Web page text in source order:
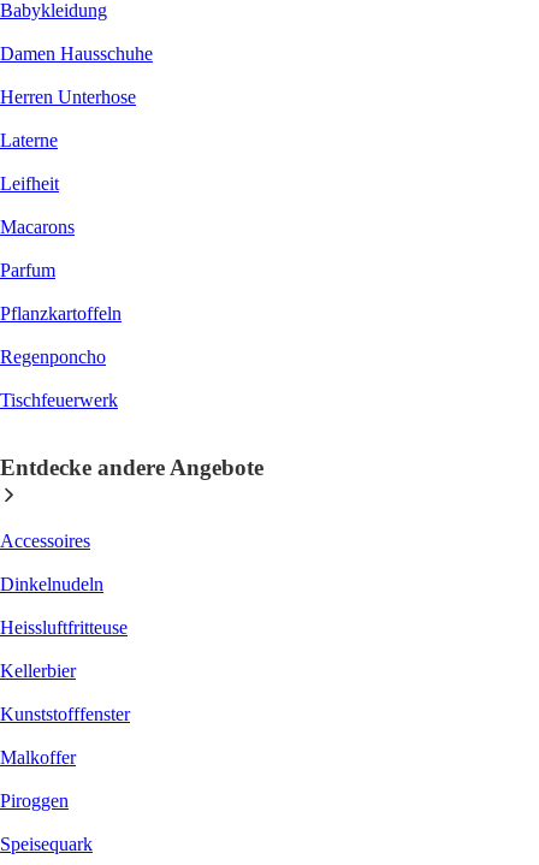
Babykleidung
Damen Hausschuhe
Herren Unterhose
Laterne
Leifheit
Macarons
Parfum
Pflanzkartoffeln
Regenponcho
Tischfeuerwerk
Entdecke andere Angebote
Accessoires
Dinkelnudeln
Heissluftfritteuse
Kellerbier
Kunststofffenster
Malkoffer
Piroggen
Speisequark